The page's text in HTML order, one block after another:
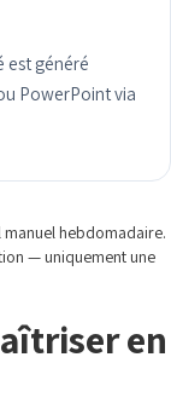
est généré
PowerPoint via
hebdomadaire.
— uniquement une
en